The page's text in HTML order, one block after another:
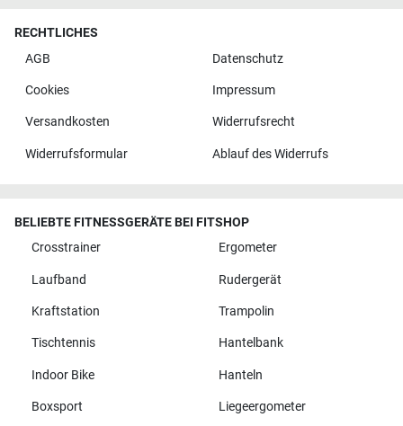
RECHTLICHES
AGB
Datenschutz
Cookies Impressum
Versandkosten Widerrufsrecht
Widerrufsformular Ablauf des Widerrufs
BELIEBTE FITNESSGERÄTE BEI FITSHOP
Crosstrainer
Ergometer
Laufband Rudergerät
Kraftstation Trampolin
Tischtennis Hantelbank
Indoor Bike Hanteln
Boxsport Liegeergometer